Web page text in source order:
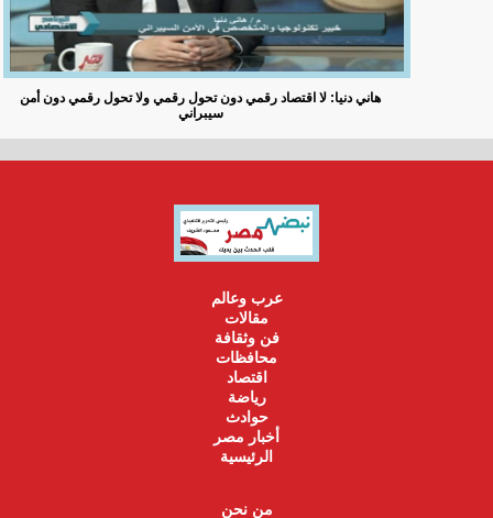
هاني دنيا: لا اقتصاد رقمي دون تحول رقمي ولا تحول رقمي دون أمن
سيبراني
عرب وعالم
مقالات
فن وثقافة
محافظات
اقتصاد
رياضة
حوادث
أخبار مصر
الرئيسية
من نحن